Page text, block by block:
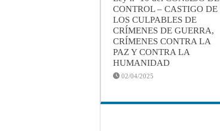
CONTROL – CASTIGO DE
LOS CULPABLES DE
CRÍMENES DE GUERRA,
CRÍMENES CONTRA LA
PAZ Y CONTRA LA
HUMANIDAD
02/04/2025